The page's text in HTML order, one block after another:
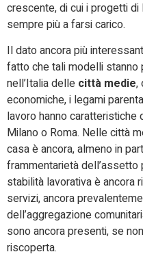
crescente, di cui i progetti
sempre più a farsi carico.
Il dato ancora più
fatto che tali modelli stanno
nell’Italia delle città medie,
economiche, i legami
lavoro hanno
Milano o Roma. Nelle città
casa è ancora, almeno in
frammentarietà
stabilità lavorativa è ancora
servizi, ancora
dell’aggregazione
sono ancora presenti, se
riscoperta.